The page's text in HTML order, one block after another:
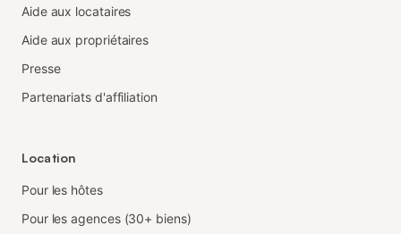
Aide aux locataires
Aide aux propriétaires
Presse
Partenariats d'affiliation
Location
Pour les hôtes
Pour les agences (30+ biens)